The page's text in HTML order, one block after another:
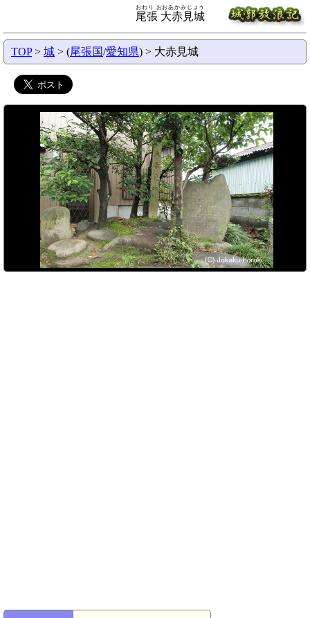
尾張 大赤見城
おわり おおあかみじょう
TOP> 城 > (尾張国/愛知県) > 大赤見城